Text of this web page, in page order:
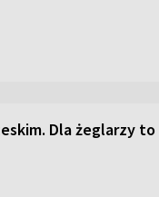
Dla żeglarzy to